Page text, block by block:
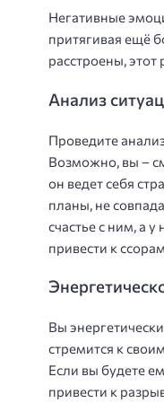
Негативные
притягивая ещё
расстроены, этот
Анализ
Проведите
Возможно, вы –
он ведет себя
планы, не
счастье с ним, а
привести к
Вы
стремится к
Если вы будете
привести к